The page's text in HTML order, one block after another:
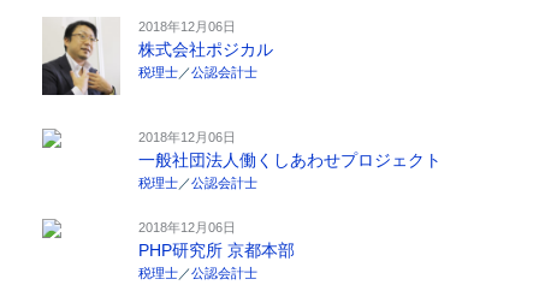
2018年12月06日
株式会社ポジカル
税理士 ／公認会計士
2018年12月06日
一般社団法人働くしあわせプロジェクト
税理士 ／公認会計士
2018年12月06日
PHP研究所 京都本部
税理士 ／公認会計士